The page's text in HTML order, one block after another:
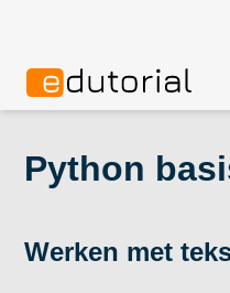
Python
Werken met